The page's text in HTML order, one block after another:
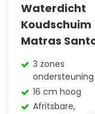
Waterdicht
Koudschuim
Matras
3 zones
ondersteuning
16 cm hoog
Afritsbare,